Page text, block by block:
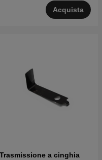
Acquista
Trasmissione a cinghia